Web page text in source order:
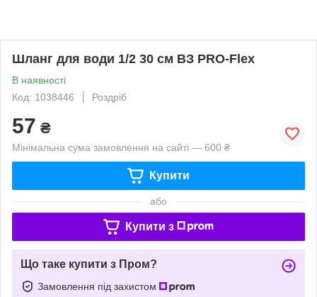
Шланг для води 1/2 30 см ВЗ PRO-Flex
В наявності
Код: 1038446
Роздріб
57 ₴
Мінімальна сума замовлення на сайті — 600 ₴
Купити
або
Купити з
Що таке купити з Пром?
Замовлення під захистом